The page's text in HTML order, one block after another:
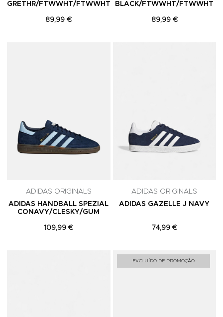
GRETHR/FTWWHT/FTWWHT
89,99 €
BLACK/FTWWHT/FTWWHT
89,99 €
ADIDAS ORIGINALS
ADIDAS HANDBALL SPEZIAL
CONAVY/CLESKY/GUM
109,99 €
ADIDAS ORIGINALS
ADIDAS GAZELLE J NAVY
74,99 €
Adicionar aos Favoritos
EXCLUÍDO DE PROMOÇÃO